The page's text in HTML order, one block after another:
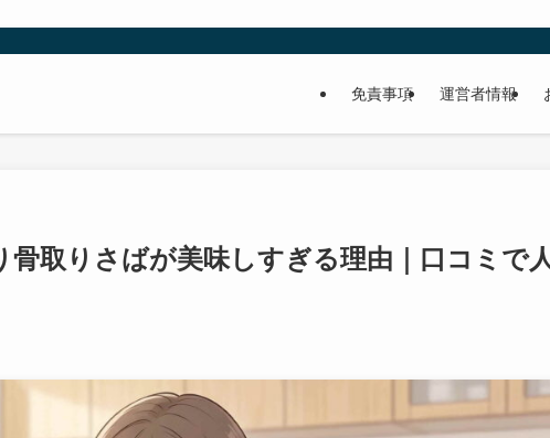
免責事項 運営者情報
骨取りさばが美味しすぎる理由｜口コミで